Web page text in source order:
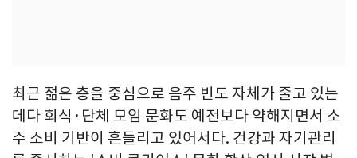
최근 젊은 층을 중심으로 음주 빈도 자체가 줄고 있는
데다 회식·단체 모임 문화도 예전보다 약해지면서 소
주 소비 기반이 흔들리고 있어서다. 건강과 자기관리